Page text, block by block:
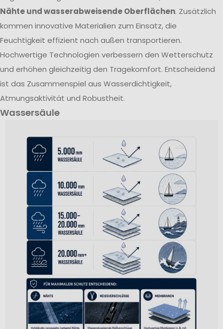
Nähte und wasserabweisende Oberflächen. Zusätzlich
kommen innovative Materialien zum Einsatz, die
Feuchtigkeit effizient nach außen transportieren.
Hochwertige Technologien verbessern den Wetterschutz
und erhöhen gleichzeitig den Tragekomfort. Entscheidend
ist das Zusammenspiel aus Wasserdichtigkeit,
Atmungsaktivität und Robustheit.
Wassersäule